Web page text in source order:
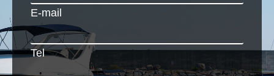
E-mail
Tel